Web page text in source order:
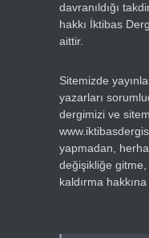
davranıldığı
hakkı İktibas
aittir.
Sitemizde
yazarları
dergimizi ve
yapmadan,
değişikliğe gitme,
kaldırma